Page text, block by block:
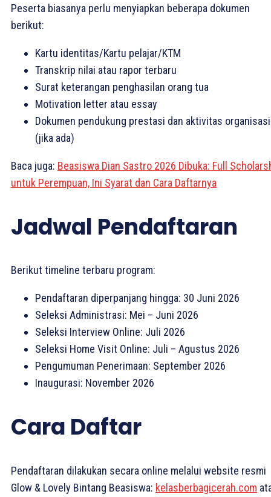
Peserta biasanya perlu menyiapkan beberapa dokumen
berikut:
Kartu identitas/Kartu pelajar/KTM
Transkrip nilai atau rapor terbaru
Surat keterangan penghasilan orang tua
Motivation letter atau essay
Dokumen pendukung prestasi dan aktivitas organisasi
(jika ada)
Baca juga: Beasiswa Dian Sastro 2026 Dibuka: Full
untuk Perempuan, Ini Syarat dan Cara Daftarnya
Jadwal Pendaftaran
Berikut timeline terbaru program:
Pendaftaran diperpanjang hingga: 30 Juni 2026
Seleksi Administrasi: Mei – Juni 2026
Seleksi Interview Online: Juli 2026
Seleksi Home Visit Online: Juli – Agustus 2026
Pengumuman Penerimaan: September 2026
Inaugurasi: November 2026
Cara Daftar
Pendaftaran dilakukan secara online melalui website resmi
Glow & Lovely Bintang Beasiswa: kelasberbagicerah.com